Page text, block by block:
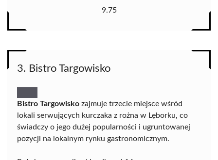
9.75
3. Bistro Targowisko
Bistro Targowisko zajmuje trzecie miejsce wśród
lokali serwujących kurczaka z rożna w Lęborku, co
świadczy o jego dużej popularności i ugruntowanej
pozycji na lokalnym rynku gastronomicznym.